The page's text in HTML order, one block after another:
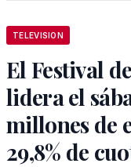
TELEVISION
El Festival
lidera el
millones de
29,8% de